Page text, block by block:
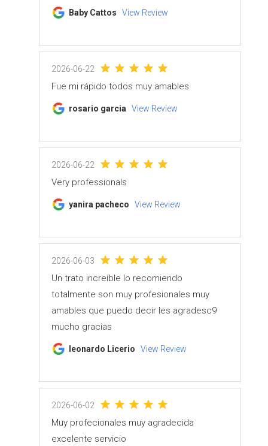
Baby Cattos View Review
2026-06-22
Fue mi rápido todos muy amables
rosario garcia View Review
2026-06-22
Very professionals
yanira pacheco View Review
2026-06-03
Un trato increíble lo recomiendo
totalmente son muy profesionales muy
amables que puedo decir les agradesc9
mucho gracias
leonardo Licerio View Review
2026-06-02
Muy profecionales muy agradecida
excelente servicio